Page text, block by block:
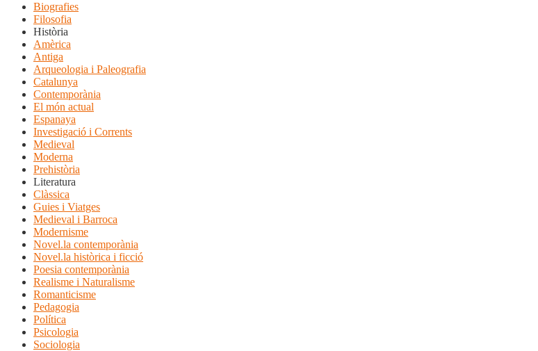
Biografies
Filosofia
Història
Amèrica
Antiga
Arqueologia i Paleografia
Catalunya
Contemporània
El món actual
Espanaya
Investigació i Corrents
Medieval
Moderna
Prehistòria
Literatura
Clàssica
Guies i Viatges
Medieval i Barroca
Modernisme
Novel.la contemporània
Novel.la històrica i ficció
Poesia contemporània
Realisme i Naturalisme
Romanticisme
Pedagogia
Política
Psicologia
Sociologia